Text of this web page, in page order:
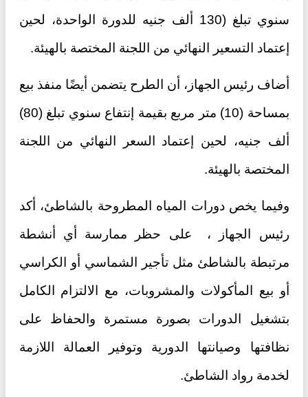
سنوي تبلغ (130 ألف جنيه للدورة الواحدة، لحين
إعتماد التسعير النهائي من اللجنة المختصة بالهيئة.
أضاف رئيس الجهاز، أن الطرح يتضمن أيضًا منفذ بيع
بمساحة (10) متر مربع بقيمة إنتفاع سنوي تبلغ (80)
ألف جنيه، لحين إعتماد السعر النهائي من اللجنة
المختصة بالهيئة.
وفيما يخص دورات المياه المطروحة بالشاطئ، أكد
رئيس الجهاز ، على حظر ممارسة أي أنشطة
مرتبطة بالشاطئ مثل تأجير الشماسي أو الكراسي
أو بيع المأكولات والمشروبات، مع الالتزام الكامل
بتشغيل الدورات بصورة مستمرة والحفاظ على
نظافتها وصيانتها الدورية وتوفير العمالة اللازمة
لخدمة رواد الشاطئ.